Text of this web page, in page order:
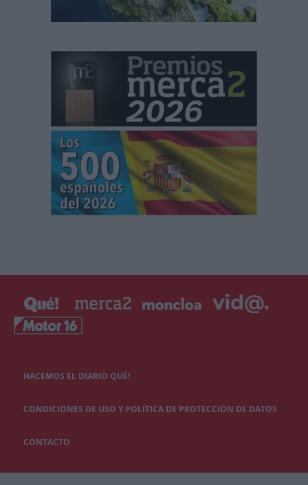
HACEMOS EL DIARIO QUÉ!
CONDICIONES DE USO Y POLÍTICA DE PROTECCIÓN DE DATOS
CONTACTO